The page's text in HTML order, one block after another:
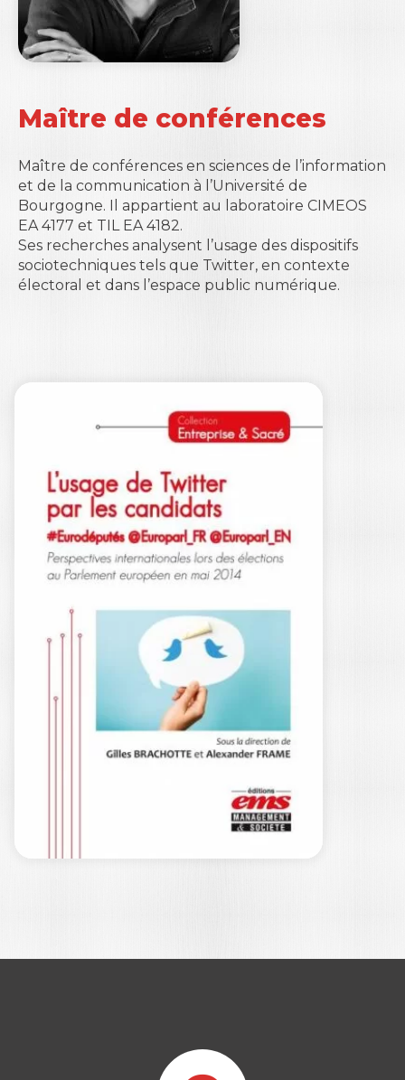
Maître de conférences
Maître de conférences en sciences de l’information
et de la communication à l’Université de
Bourgogne. Il appartient au laboratoire CIMEOS
EA 4177 et TIL EA 4182.
Ses recherches analysent l’usage des dispositifs
sociotechniques tels que Twitter, en contexte
électoral et dans l’espace public numérique.